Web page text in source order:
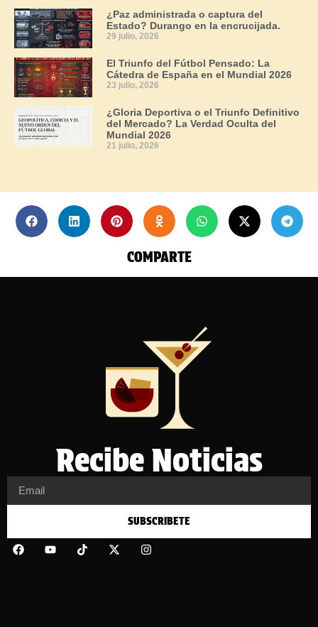
¿Paz administrada o captura del
Estado? Durango en la encrucijada.
29 julio, 2026
El Triunfo del Fútbol Pensado: La
Cátedra de España en el Mundial 2026
23 julio, 2026
¿Gloria Deportiva o el Triunfo Definitivo
del Mercado? La Verdad Oculta del
Mundial 2026
21 julio, 2026
COMPARTE
Recibe Noticias
SUBSCRIBETE